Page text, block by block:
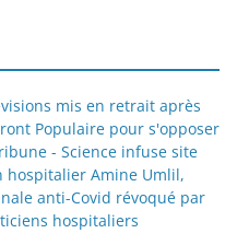
mis en retrait après
Populaire pour s'opposer
- Science infuse site
hospitalier Amine Umlil,
anti-Covid révoqué par
hospitaliers